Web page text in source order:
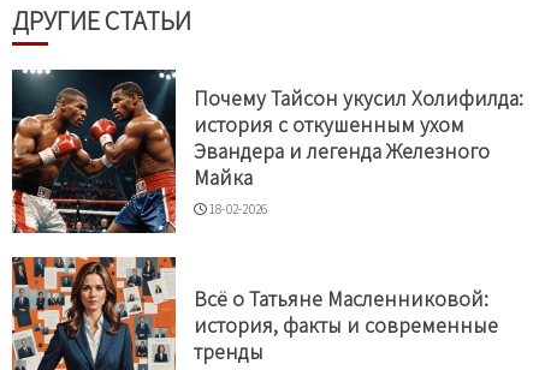
ДРУГИЕ СТАТЬИ
Почему Тайсон укусил Холифилда:
история с откушенным ухом
Эвандера и легенда Железного
Майка
18-02-2026
Всё о Татьяне Масленниковой:
история, факты и современные
тренды